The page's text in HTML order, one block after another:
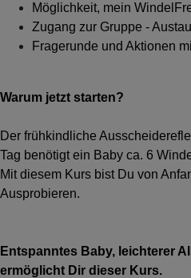
Möglichkeit, mein
Zugang zur Gruppe -
Fragerunde und Aktionen
Warum jetzt starten?
Der frühkindliche
Tag benötigt ein Baby ca. 6
Mit diesem Kurs bist Du von
Ausprobieren.
Entspanntes Baby, leichterer
ermöglicht Dir dieser Kurs.